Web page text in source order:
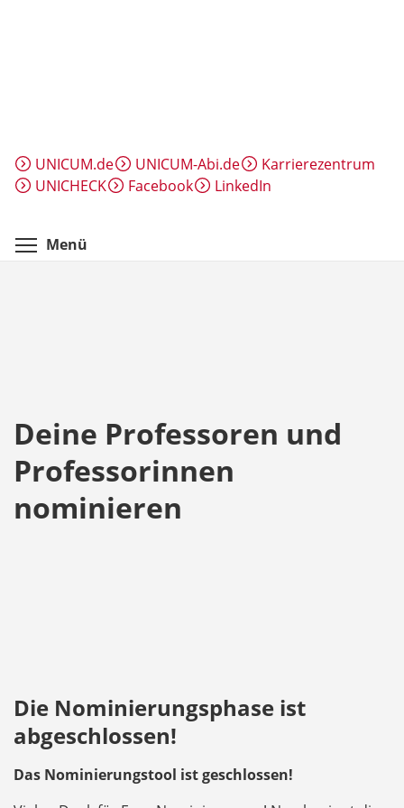
UNICUM.de UNICUM-Abi.de
Karrierezentrum
UNICHECK
Facebook LinkedIn
Menü
Deine Professoren und
Professorinnen
nominieren
Die Nominierungsphase ist
abgeschlossen!
Das Nominierungstool ist geschlossen!